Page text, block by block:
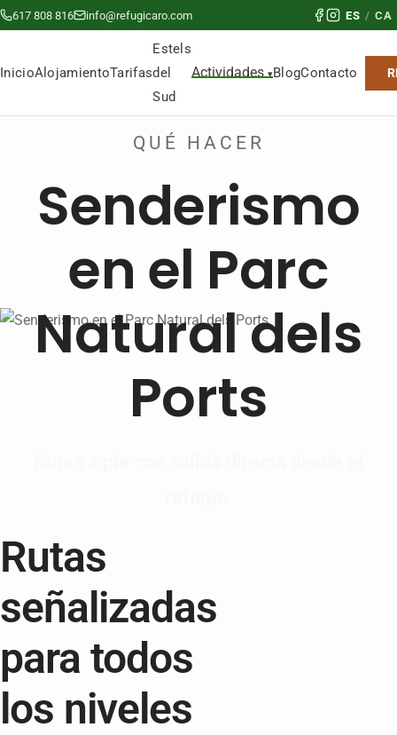
617 808 816 info@refugicaro.com ES / CA
InicioAlojamientoTarifas
Estels
del
Sud
Actividades BlogContacto
QUÉ HACER
Senderismo
en el Parc
Natural dels
Ports
Rutas
señalizadas
para todos
los niveles